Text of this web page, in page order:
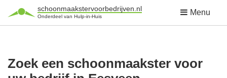
schoonmaakstervoorbedrijven.nl
Onderdeel van Hulp-in-Huis Menu
Zoek een schoonmaakster voor